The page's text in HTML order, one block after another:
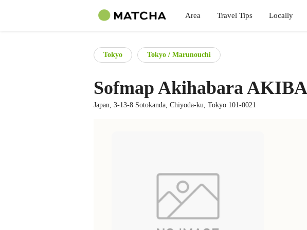
Area Travel Tips Locally
Tokyo Tokyo / Marunouchi
Sofmap Akihabara
Japan, 3-13-8 Sotokanda, Chiyoda-ku, Tokyo 101-0021